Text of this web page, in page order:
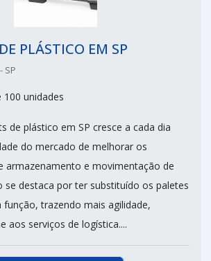
PLÁSTICO EM SP
SP
unidades
de plástico em SP cresce a cada dia
do mercado de melhorar os
armazenamento e movimentação de
se destaca por ter substituído os paletes
função, trazendo mais agilidade,
aos serviços de logística....